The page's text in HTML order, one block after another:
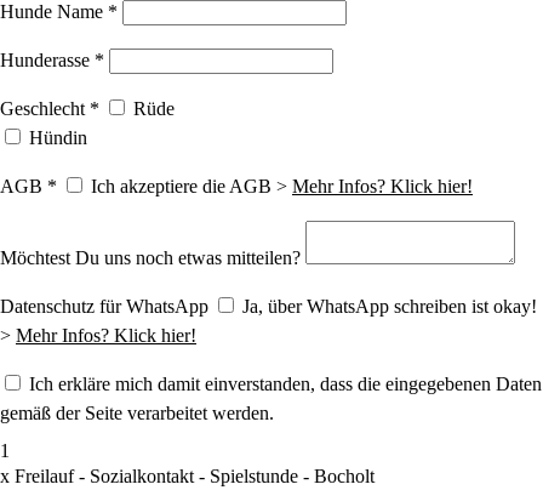
Hunde Name *
Hunderasse *
Geschlecht *
Rüde
Hündin
AGB * Ich akzeptiere die AGB > Mehr Infos? Klick hier!
Möchtest Du uns noch etwas mitteilen?
Datenschutz für WhatsApp
Ja, über WhatsApp schreiben ist okay!
> Mehr Infos? Klick hier!
Ich erkläre mich damit einverstanden, dass die eingegebenen Daten
gemäß der Seite verarbeitet werden.
1
x Freilauf - Sozialkontakt - Spielstunde - Bocholt